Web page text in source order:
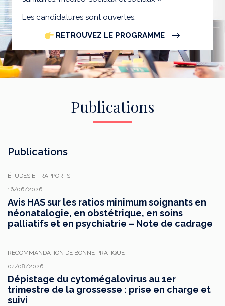
Les candidatures sont ouvertes.
RETROUVEZ LE PROGRAMME
Publications
Publications
ÉTUDES ET RAPPORTS
16/06/2026
Avis HAS sur les ratios minimum soignants en
néonatalogie, en obstétrique, en soins
palliatifs et en psychiatrie – Note de cadrage
RECOMMANDATION DE BONNE PRATIQUE
04/08/2026
Dépistage du cytomégalovirus au 1er
trimestre de la grossesse : prise en charge et
suivi